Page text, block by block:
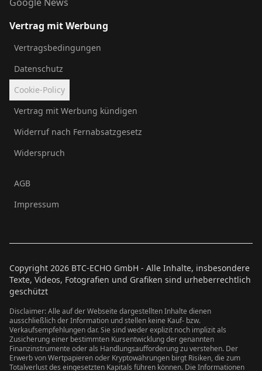
Vertrag mit Werbung
Vertragsbedingungen
Datenschutz
Cookie-Policy
Vertrag mit Werbung kündigen
Widerruf nach Fernabsatzgesetz
Widerspruch
AGB
Impressum
Copyright 2026 BTC-ECHO GmbH - Alle Inhalte, insbesondere
Texte, Videos, Fotografien und Grafiken sind urheberrechtlich
geschützt
Disclaimer: Alle auf der Webseite dargestellten Inhalte dienen
ausschließlich der Information und stellen keine Kauf- bzw.
Verkaufsempfehlungen dar. Sie sind weder explizit noch implizit als
Zusicherung einer bestimmten Kursentwicklung der genannten
Finanzinstrumente oder als Handlungsaufforderung zu verstehen. Der
Erwerb von Wertpapieren oder Kryptowährungen birgt Risiken, die zum
Totalverlust des eingesetzten Kapitals führen können. Die Informationen